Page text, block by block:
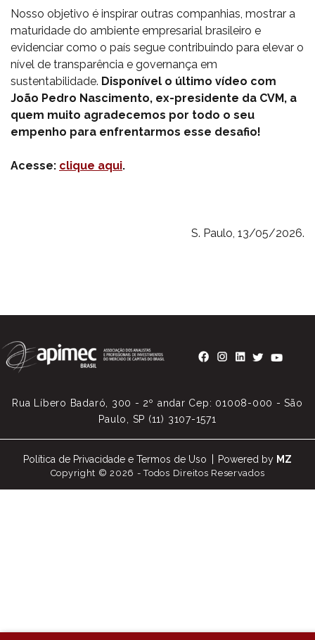
Nosso objetivo é inspirar outras companhias, mostrar a
maturidade do ambiente empresarial brasileiro e
evidenciar como o país segue contribuindo para elevar o
nível de transparência e governança em
sustentabilidade. Disponível o último vídeo com
João Pedro Nascimento, ex-presidente da CVM, a
quem muito agradecemos por todo o seu
empenho para enfrentarmos esse desafio!
Acesse: clique aqui.
S. Paulo, 13/05/2026.
Rua Líbero Badaró, 300 - 2º andar Cep: 01008-000 - São
Paulo, SP (11) 3107-1571
Política de Privacidade e Termos de Uso Powered by MZ
Copyright © 2026 - Todos Direitos Reservados